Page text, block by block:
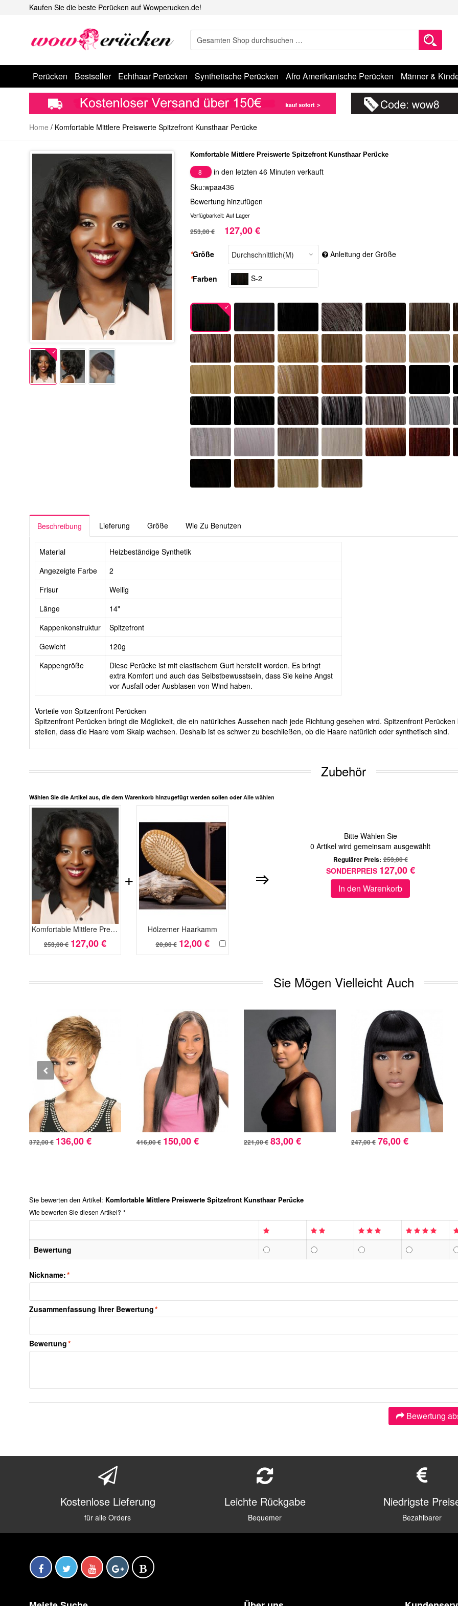
Kaufen Sie die beste Perücken auf Wowperucken.de!
Perücken Bestseller Echthaar Perücken Synthetische Perücken Afro Amerikanische Perücken Männer &
Home / Komfortable Mittlere Preiswerte Spitzefront Kunsthaar Perücke
Komfortable Mittlere Preiswerte Spitzefront Kunsthaar Perücke
8
in den letzten 46 Minuten verkauft
Sku:wpaa436
Bewertung hinzufügen
Verfügbarkeit: Auf Lager
253,00 € 127,00 €
*Größe Anleitung der Größe
*Farben S-2
Beschreibung Lieferung Größe Wie Zu Benutzen
Material
Heizbeständige Synthetik
Angezeigte Farbe
2
Frisur
Wellig
Länge
14"
Kappenkonstruktur
Spitzefront
Gewicht
120g
Kappengröße
Diese Perücke ist mit elastischem Gurt herstellt worden. Es bringt
extra Komfort und auch das Selbstbewusstsein, dass Sie keine Angst
vor Ausfall oder Ausblasen von Wind haben.
Vorteile von Spitzenfront Perücken
Spitzenfront Perücken bringt die Möglickeit, die ein natürliches Aussehen nach jede Richtung gesehen wird. Spitzenfront
stellen, dass die Haare vom Skalp wachsen. Deshalb ist es schwer zu beschließen, ob die Haare natürlich oder synthetisch sind.
Zubehör
Wählen Sie die Artikel aus, die dem Warenkorb hinzugefügt werden sollen oder Alle wählen
Komfortable Mittlere Preiswerte Spitzefront Kunsthaar Perücke
253,00 € 127,00 €
Hölzerner Haarkamm
20,00 € 12,00 €
+
Bitte Wählen Sie
0 Artikel wird gemeinsam ausgewählt
Regulärer Preis: 253,00 €
SONDERPREIS 127,00 €
In den Warenkorb
Sie Mögen Vielleicht Auch
372,00 € 136,00 € 416,00 € 150,00 € 221,00 € 83,00 € 247,00 € 76,00 €
Sie bewerten den Artikel: Komfortable Mittlere Preiswerte Spitzefront Kunsthaar Perücke
Wie bewerten Sie diesen Artikel? *
Bewertung
*
Nickname:
*
Zusammenfassung Ihrer Bewertung
*
Bewertung
Bewertung
Kostenlose Lieferung
für alle Orders
Leichte Rückgabe
Bequemer
Niedrigste
Bezahlbarer